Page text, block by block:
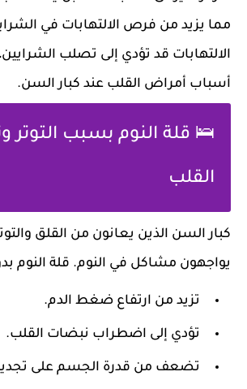
مما يزيد من فرص الالتهابات في
الالتهابات قد تؤدي إلى تصلب
أسباب أمراض القلب عند كبار السن.
🛌 قلة النوم بسبب التوتر
القلب
كبار السن الذين يعانون من القلق
يواجهون مشاكل في النوم. قلة النوم
تزيد من ارتفاع ضغط الدم.
تؤدي إلى اضطراب نبضات القلب.
تضعف من قدرة الجسم على تجديد